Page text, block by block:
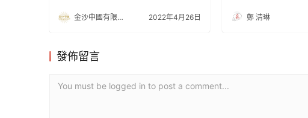
金沙中國有限公司 2022年4月26日 鄭 清琳
發佈留言
You must be logged in to post a comment...